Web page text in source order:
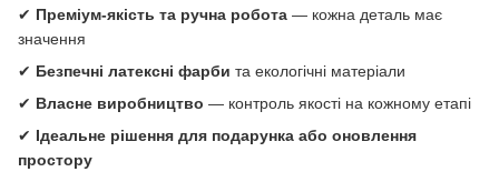
✔ Преміум-якість та ручна робота — кожна деталь має
значення
✔ Безпечні латексні фарби та екологічні матеріали
✔ Власне виробництво — контроль якості на кожному етапі
✔ Ідеальне рішення для подарунка або оновлення
простору